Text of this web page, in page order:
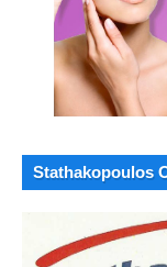
Stathakopoulos